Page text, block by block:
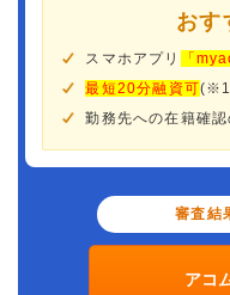
おす
スマホアプリ
「
最短20分融資可
勤務先への在籍確
審査結
アコ